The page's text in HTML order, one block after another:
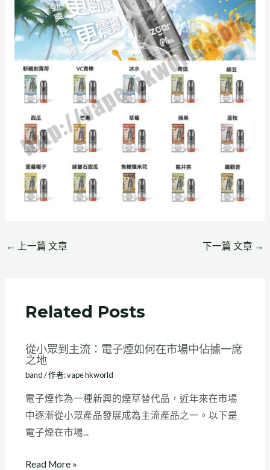
← 上一篇 文章 下一篇 文章 →
Related Posts
從小眾到主流：電子煙如何在市場中佔據一席
之地
band/ 作者:vape hkworld
電子煙作為一種新興的煙草替代品，近年來在市場
中逐漸從小眾產品發展成為主流產品之一。以下是
電子煙在市場...
Read More »